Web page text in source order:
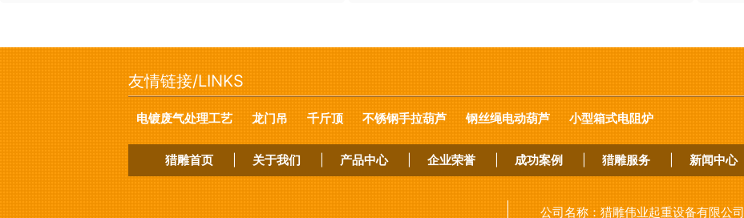
友情链接/LINKS
电镀废气处理工艺 龙门吊 千斤顶 不锈钢手拉葫芦 钢丝绳电动葫芦 小型箱式电阻炉
猎雕首页 关于我们 产品中心 企业荣誉 成功案例 猎雕服务 新闻中心
公司名称： 猎雕伟业起重设备有限公司